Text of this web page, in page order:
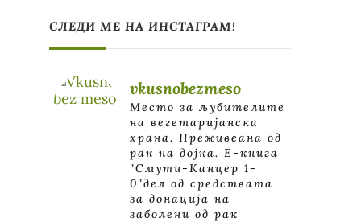
СЛЕДИ МЕ НА ИНСТАГРАМ!
vkusnobezmeso
Место за љубителите
на вегетаријанска
храна. Преживеана од
рак на дојка. E-книга
"Смути-Канцер 1-
0"дел од средствата
за донација на
заболени од рак